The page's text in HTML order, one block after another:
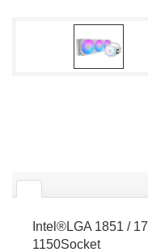
Intel®LGA 1851 /
1150Socket